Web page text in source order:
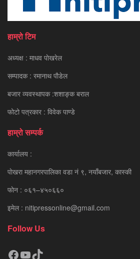
हाम्रो टिम
अध्यक्ष : माधव पाेखरेल
सम्पादक : रमानाथ पाैडेल
बजार व्यवस्थापक :शशाङ्क बराल
फोटो पत्रकार : विवेक पाण्डे
हाम्रो सम्पर्क
कार्यालय :
पाेखरा महानगरपालिका वडा नं ९, नयाँबजार, कास्की
फाेन : ०६१–४५०६६०
इमेल : nitipressonline@gmail.com
Follow Us
Facebook
YouTube
TikTok